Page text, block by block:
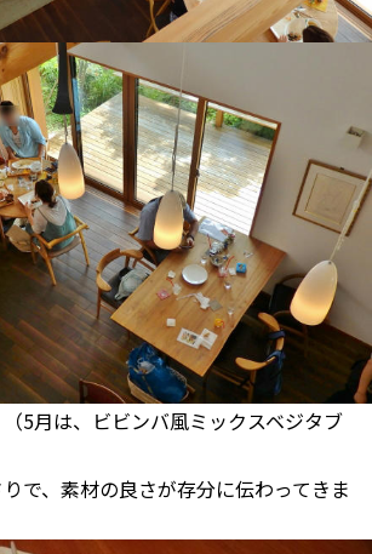
5月は、ビビンバ風ミックスベジタブ
で、素材の良さが存分に伝わってきま